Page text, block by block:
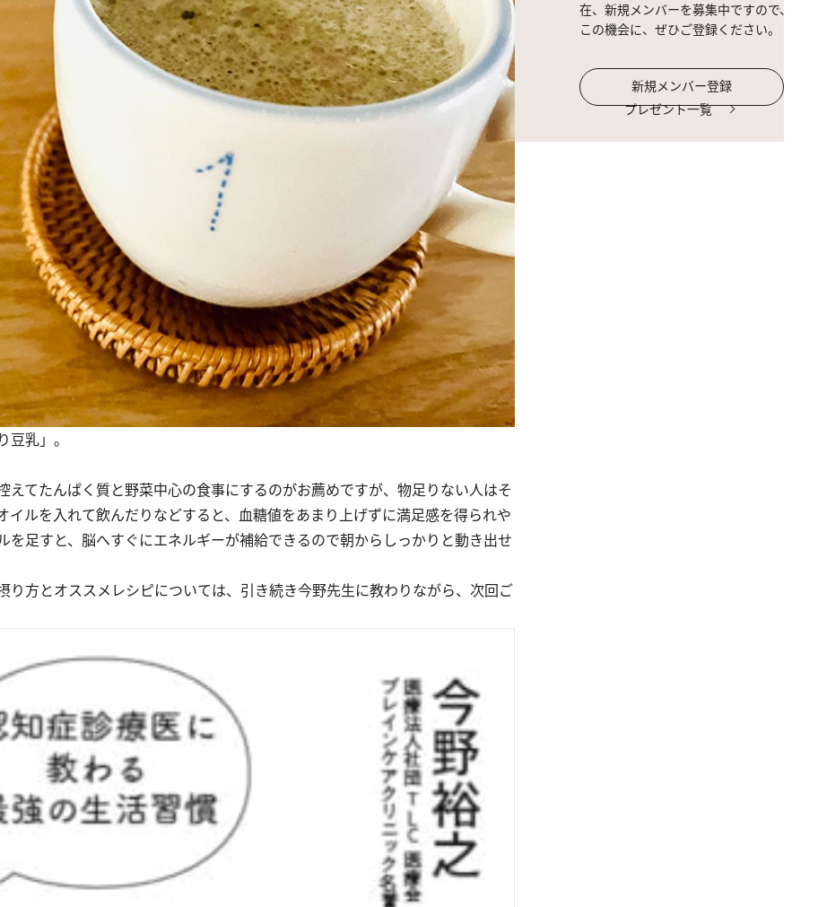
乳」。
えてたんぱく質と野菜中心の食事にするのがお薦めですが、物足りない人はそ
ルを入れて飲んだりなどすると、血糖値をあまり上げずに満足感を得られや
を足すと、脳へすぐにエネルギーが補給できるので朝からしっかりと動き出せ
方とオススメレシピについては、引き続き今野先生に教わりながら、次回ご
在、新規メンバーを募集中ですので、
この機会に、ぜひご登録ください。
新規メンバー登録
プレゼント一覧